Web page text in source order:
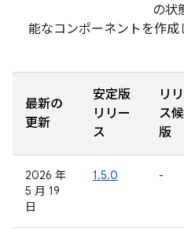
の状
能なコンポーネントを作成
最新の
更新
安定版
リリー
ス
リ
ス
版
2026 年
5 月 19
日
1.5.0 -